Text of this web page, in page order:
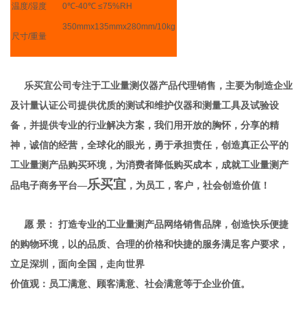
温度/湿度 0℃-40℃ ≤75%RH
尺寸/重量
350mmx135mmx280mm/10kg
乐买宜公司专注于工业量测仪器产品代理销售，主要为制造企业
及计量认证公司提供优质的测试和维护仪器和测量工具及试验设
备，并提供专业的行业解决方案，我们用开放的胸怀，分享的精
神，诚信的经营，全球化的眼光，勇于承担责任，创造真正公平的
工业量测产品购买环境，为消费者降低购买成本，成就工业量测产
品电子商务平台—乐买宜 ，为员工，客户，社会创造价值！
愿 景：
打造专业的工业量测产品网络销售品牌，创造快乐便捷
的购物环境，以的品质、合理的价格和快捷的服务满足客户要求，
立足深圳，面向全国，走向世界
价值观：员工满意、顾客满意、社会满意等于企业价值。